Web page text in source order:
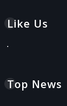
Like Us
Top News